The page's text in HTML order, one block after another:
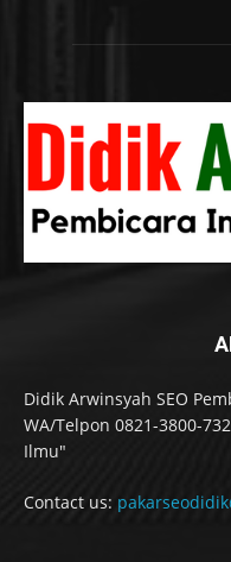
Didik Arwinsyah SEO
WA/Telpon 0821-3800-
Ilmu"
Contact us: